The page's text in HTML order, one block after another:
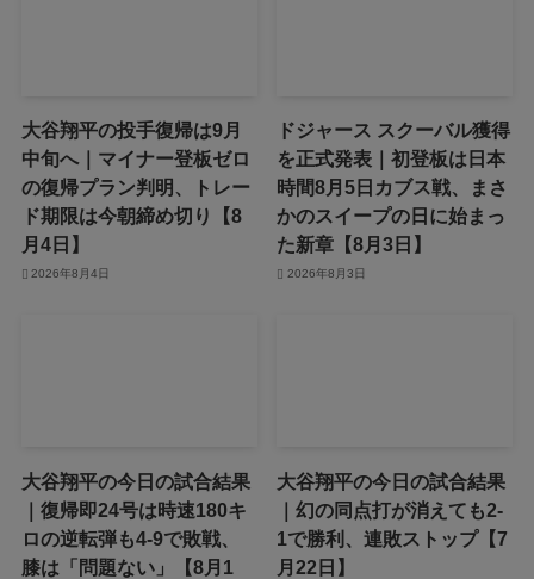
大谷翔平の投手復帰は9月
中旬へ｜マイナー登板ゼロ
の復帰プラン判明、トレー
ド期限は今朝締め切り【8
月4日】
2026年8月4日
ドジャース スクーバル獲得
を正式発表｜初登板は日本
時間8月5日カブス戦、まさ
かのスイープの日に始まっ
た新章【8月3日】
2026年8月3日
大谷翔平の今日の試合結果
｜復帰即24号は時速180キ
ロの逆転弾も4-9で敗戦、
膝は「問題ない」【8月1
大谷翔平の今日の試合結果
｜幻の同点打が消えても2-
1で勝利、連敗ストップ【7
月22日】